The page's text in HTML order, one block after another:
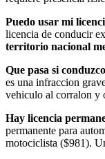
Puedo usar mi
licencia de conducir
territorio nacional
Que pasa si
es una infraccion
vehiculo al corralon y
Hay licencia
permanente para
motociclista ($981).